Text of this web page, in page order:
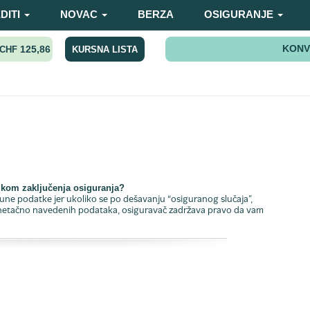
NOVAC BERZA OSIGURANJE
CHF 125,86 KURSNA LISTA
zaključenja osiguranja?
podatke jer ukoliko se po dešavanju “osiguranog slučaja”,
navedenih podataka, osiguravač zadržava pravo da vam